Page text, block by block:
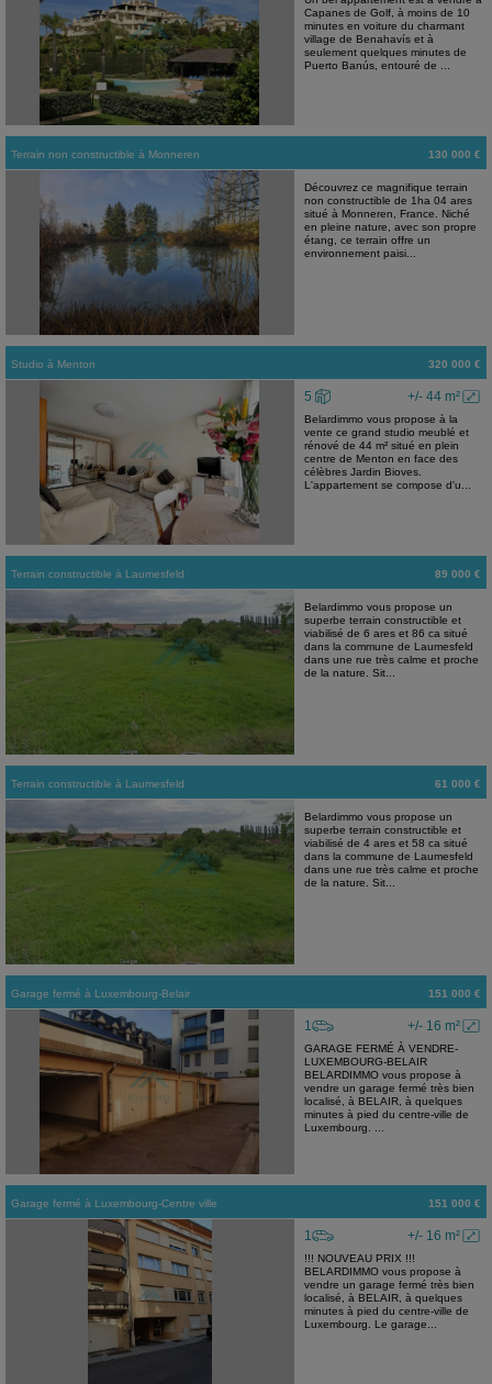
Capanes de Golf, à moins de 10
minutes en voiture du charmant
village de Benahavís et à
seulement quelques minutes de
Puerto Banús, entouré de ...
Terrain non constructible à Monneren 130 000 €
Découvrez ce magnifique terrain
non constructible de 1ha 04 ares
situé à Monneren, France. Niché
en pleine nature, avec son propre
étang, ce terrain offre un
environnement paisi...
Studio à Menton 320 000 €
+/- 44 m²
5
Belardimmo vous propose à la
vente ce grand studio meublé et
rénové de 44 m² situé en plein
centre de Menton en face des
célèbres Jardin Bioves.
L'appartement se compose d'u...
Terrain constructible à Laumesfeld 89 000 €
Belardimmo vous propose un
superbe terrain constructible et
viabilisé de 6 ares et 86 ca situé
dans la commune de Laumesfeld
dans une rue très calme et proche
de la nature. Sit...
Terrain constructible à Laumesfeld 61 000 €
Belardimmo vous propose un
superbe terrain constructible et
viabilisé de 4 ares et 58 ca situé
dans la commune de Laumesfeld
dans une rue très calme et proche
de la nature. Sit...
Garage fermé à Luxembourg-Belair 151 000 €
+/- 16 m²
1
GARAGE FERMÉ À VENDRE-
LUXEMBOURG-BELAIR
BELARDIMMO vous propose à
vendre un garage fermé très bien
localisé, à BELAIR, à quelques
minutes à pied du centre-ville de
Luxembourg. ...
Garage fermé à Luxembourg-Centre ville 151 000 €
+/- 16 m²
1
!!! NOUVEAU PRIX !!!
BELARDIMMO vous propose à
vendre un garage fermé très bien
localisé, à BELAIR, à quelques
minutes à pied du centre-ville de
Luxembourg. Le garage...